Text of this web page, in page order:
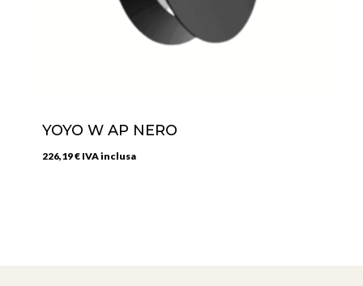
YOYO W AP NERO
226,19€ IVA inclusa